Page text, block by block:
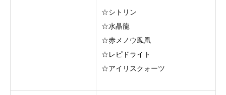
☆シトリン
☆水晶龍
☆赤メノウ鳳凰
☆レピドライト
☆アイリスクォーツ